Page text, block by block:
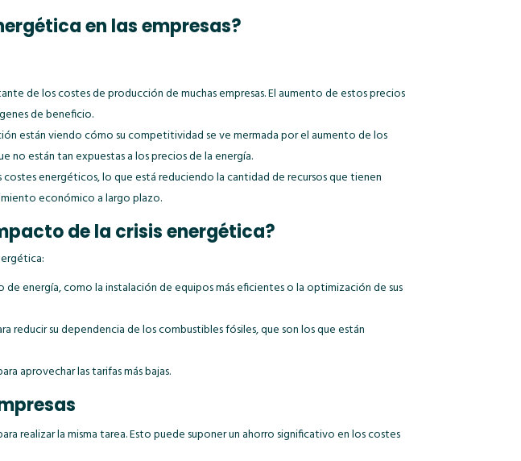
en las empresas?
de los costes de producción de muchas empresas. El aumento de estos precios
de beneficio.
están viendo cómo su competitividad se ve mermada por el aumento de los
no están tan expuestas a los precios de la energía.
costes energéticos, lo que está reduciendo la cantidad de recursos que tienen
económico a largo plazo.
de la crisis energética?
de energía, como la instalación de equipos más eficientes o la optimización de sus
reducir su dependencia de los combustibles fósiles, que son los que están
aprovechar las tarifas más bajas.
realizar la misma tarea. Esto puede suponer un ahorro significativo en los costes